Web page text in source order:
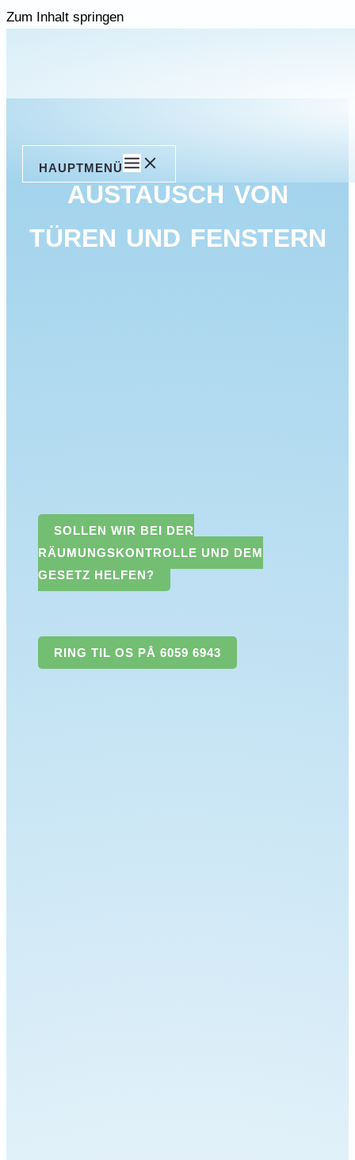
Zum Inhalt springen
HAUPTMENÜ
AUSTAUSCH VON
TÜREN UND FENSTERN
SOLLEN WIR BEI DER
RÄUMUNGSKONTROLLE UND DEM
GESETZ HELFEN?
RING TIL OS PÅ 6059 6943